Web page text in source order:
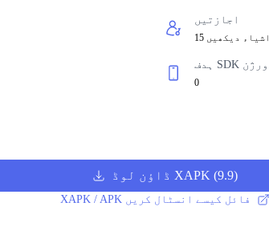
اجازتیں
15 اشیاء دیکھیں
ہدف SDK ورژن
0
ڈاؤن لوڈ XAPK (9.9)
XAPK / APK فائل کیسے انسٹال کریں